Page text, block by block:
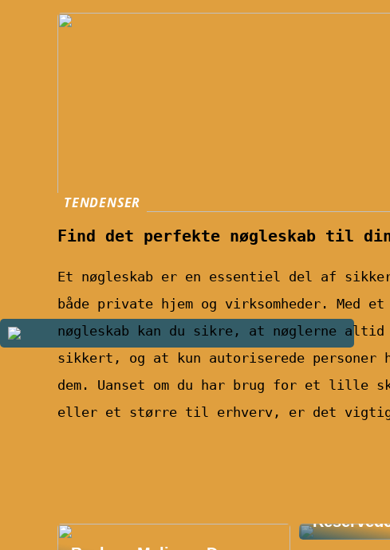
TENDENSER
Find det perfekte nøgleskab til
Et nøgleskab er en essentiel del af
både private hjem og virksomheder. Med
nøgleskab kan du sikre, at nøglerne altid
sikkert, og at kun autoriserede personer
dem. Uanset om du har brug for et lille
eller et større til erhverv, er det